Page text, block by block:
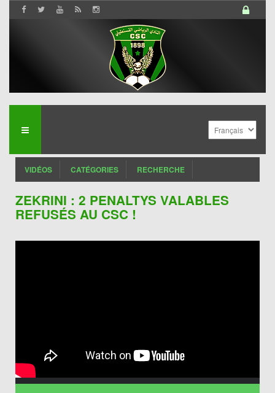
VIDÉOS CATÉGORIES RECHERCHE
ZEKRINI : 2 PENALTYS VALABLES
REFUSÉS AU CSC !